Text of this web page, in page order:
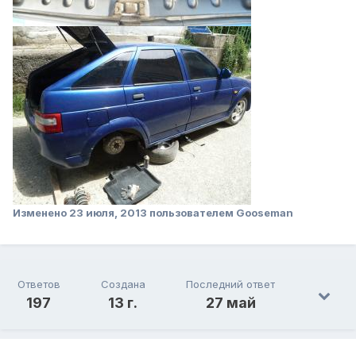
Изменено 23 июля, 2013 пользователем Gooseman
Ответов
197
Создана
13 г.
Последний ответ
27 май